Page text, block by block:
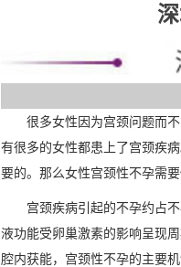
很多女性因为宫颈问题而不
有很多的女性都患上了宫颈疾
要的。那么女性宫颈性不孕需
宫颈疾病引起的不孕约占不
液功能受卵巢激素的影响呈现
腔内获能，宫颈性不孕的主要